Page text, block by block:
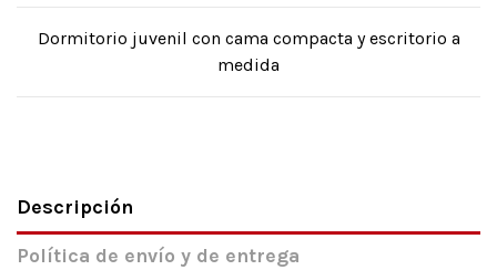
Dormitorio juvenil con cama compacta y escritorio a
medida
Descripción
Política de envío y de entrega